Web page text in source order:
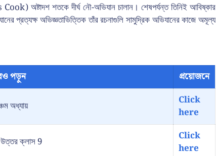
অষ্টাদশ শতকে দীর্ঘ নৌ-অভিযান চালান। শেষপর্যন্ত তিনিই আবিষ্কার
প্রত্যক্ষ অভিজ্ঞতাভিত্তিক তাঁর রচনাগুলি সামুদ্রিক অভিযানের কাজে অমূল্য
পড়ুন
প্রয়োজনে
অধ্যায়
Click
here
উত্তর ক্লাস 9
Click
here